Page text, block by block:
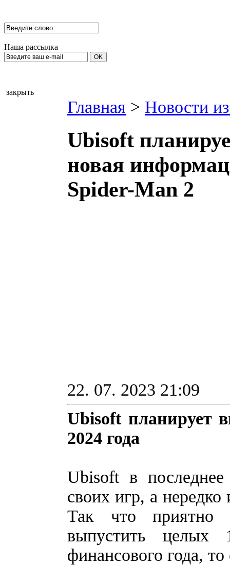
Наша рассылка
закрыть
Главная > Новости
Ubisoft
новая
Spider-Man 2
22. 07. 2023 21:09
Ubisoft планирует
2024 года
Ubisoft в
своих игр, а
Так что приятно
выпустить целых
финансового года,